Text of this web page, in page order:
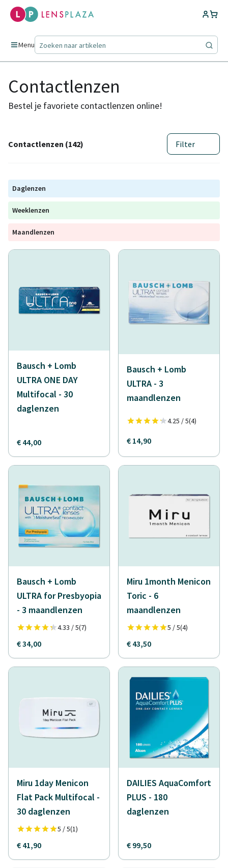
Menu
Contactlenzen
Bestel je favoriete contactlenzen online!
Contactlenzen (142) Filter
Daglenzen
Weeklenzen
Maandlenzen
Bausch + Lomb
ULTRA ONE DAY
Multifocal - 30
daglenzen
€ 44,00
Bausch + Lomb
ULTRA - 3
maandlenzen
4.25 / 5(4)
€ 14,90
Bausch + Lomb
ULTRA for Presbyopia
- 3 maandlenzen
4.33 / 5(7)
€ 34,00
Miru 1month Menicon
Toric - 6
maandlenzen
5 / 5(4)
€ 43,50
Miru 1day Menicon
Flat Pack Multifocal -
30 daglenzen
5 / 5(1)
€ 41,90
DAILIES AquaComfort
PLUS - 180
daglenzen
€ 99,50